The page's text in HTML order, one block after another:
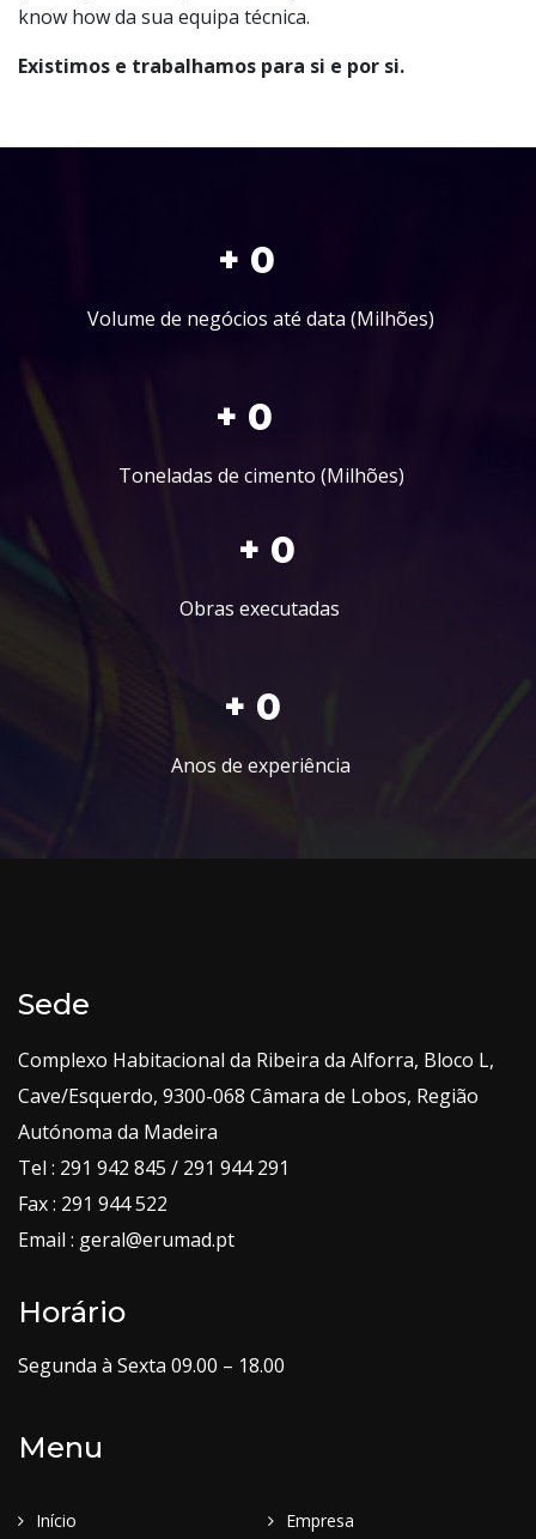
know how da sua equipa técnica.​
Existimos e trabalhamos para si e por si.
+ 0
Volume de negócios até data (Milhões)
+ 0
Toneladas de cimento (Milhões)
+ 0
Obras executadas
+ 0
Anos de experiência
Sede
Complexo Habitacional da Ribeira da Alforra, Bloco L,
Cave/Esquerdo, 9300-068 Câmara de Lobos, Região
Autónoma da Madeira
Tel : 291 942 845 / 291 944 291
Fax : 291 944 522
Email : geral@erumad.pt
Horário
Segunda à Sexta 09.00 – 18.00
Menu
Início Empresa